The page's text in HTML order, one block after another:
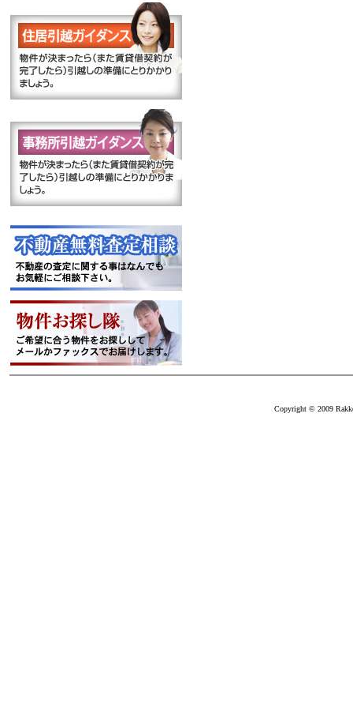
Copyright © 2009